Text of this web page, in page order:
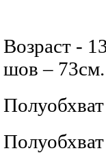
Возраст -
шов – 73см.